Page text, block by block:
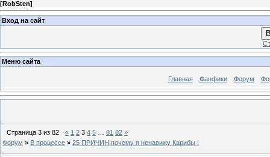
[RobSten]
Вход на сайт
Меню сайта
Главная Фанфики Форум
Страница 3 из 82 « 1 2 3 4 5 81 82 »
Форум » В процессе » 25 ПРИЧИН почему я ненавижу Карибы !